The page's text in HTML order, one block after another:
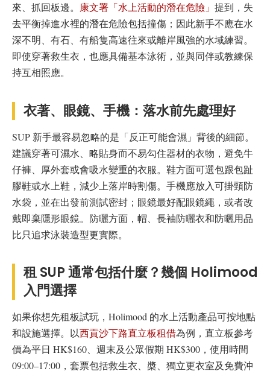
來、抓回板邊。 康文署「水上活動的潛在危險」 提到，失
去平衡掉進水裡的潛在危險包括撞傷；因此新手不應在水
深不明、有石、有船隻高速往來或離岸風強的水域練習。
即使穿著救生衣，也應具備基本泳術，並與同伴或教練保
持互相照應。
衣著、眼鏡、手機：落水前先處理好
SUP 新手最容易忽略的是「反正可能會濕」背後的細節。
建議穿著可濕水、略貼身而不易勾住器材的衣物，避免牛
仔褲、厚外套或會吸水變重的衣服。鞋方面可選包跟包趾
膠鞋或水上鞋，減少上落岸時割傷。手機應放入可掛頸防
水袋，並在出發前測試密封；眼鏡最好配眼鏡繩，或者改
戴即棄隱形眼鏡。防曬方面，帽、長袖防曬衣和防曬用品
比只追求泳裝造型更實際。
租 SUP 通常包括什麼？幾個 Holimood
入門選擇
如果你想先租板試玩，Holimood 的水上活動產品可按地點
和設施選擇。以西貢沙下路直立板租借為例，直立板參考
價為平日 HK$160、週末及公眾假期 HK$300，使用時間
09:00–17:00，套票包括救生衣、槳、獨立更衣室及免費沖